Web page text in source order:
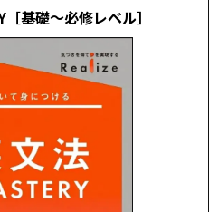
基礎～必修レベル］